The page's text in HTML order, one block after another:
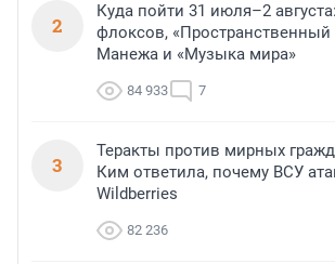
2
Куда пойти 31 июля–2
флоксов, «Пространственный
Манежа и «Музыка мира»
84 933 7
3
Теракты против мирных
Ким ответила, почему ВСУ
Wildberries
82 236